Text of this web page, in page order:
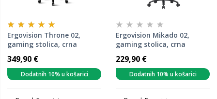
Ergovision Throne 02,
gaming stolica, crna
349,90 €
Dodatnih 10% u košarici
Ergovision Mikado 02,
gaming stolica, crna
229,90 €
Dodatnih 10% u košarici